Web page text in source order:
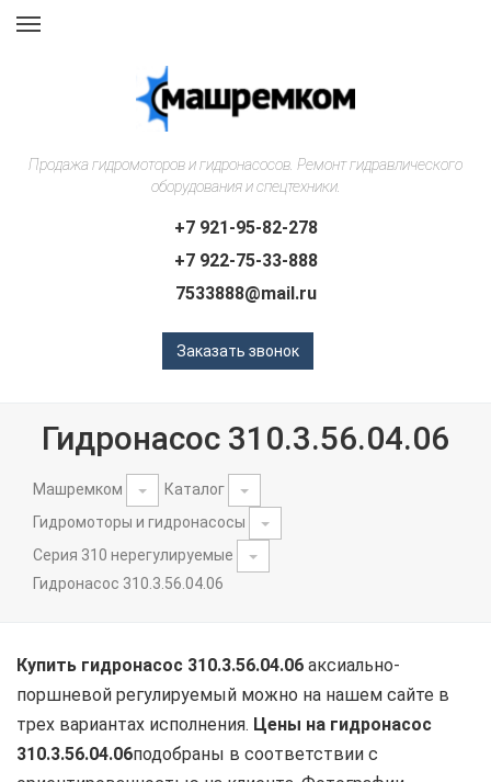
Продажа гидромоторов и гидронасосов. Ремонт гидравлического
оборудования и спецтехники.
+7 921-95-82-278
+7 922-75-33-888
7533888@mail.ru
Заказать звонок
Навигация
Гидронасос 310.3.56.04.06
Машремком
Каталог
Гидромоторы и гидронасосы
Серия 310 нерегулируемые
Гидронасос 310.3.56.04.06
Купить гидронасос 310.3.56.04.06 аксиально-
поршневой регулируемый можно на нашем сайте в
трех вариантах исполнения. Цены на гидронасос
310.3.56.04.06подобраны в соответствии с